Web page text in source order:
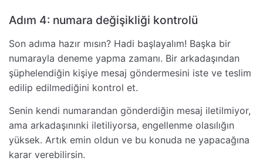
Adım 4: numara değişikliği kontrolü
Son adıma hazır mısın? Hadi başlayalım! Başka bir
numarayla deneme yapma zamanı. Bir arkadaşından
şüphelendiğin kişiye mesaj göndermesini iste ve teslim
edilip edilmediğini kontrol et.
Senin kendi numarandan gönderdiğin mesaj iletilmiyor,
ama arkadaşınınki iletiliyorsa, engellenme olasılığın
yüksek. Artık emin oldun ve bu konuda ne yapacağına
karar verebilirsin.